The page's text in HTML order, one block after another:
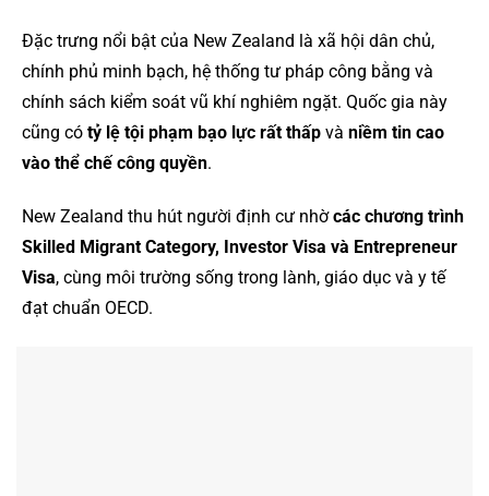
Đặc trưng nổi bật của New Zealand là xã hội dân chủ,
chính phủ minh bạch, hệ thống tư pháp công bằng và
chính sách kiểm soát vũ khí nghiêm ngặt. Quốc gia này
cũng có tỷ lệ tội phạm bạo lực rất thấp và niềm tin cao
vào thể chế công quyền.
New Zealand thu hút người định cư nhờcác chương trình
Skilled Migrant Category, Investor Visa và Entrepreneur
Visa, cùng môi trường sống trong lành, giáo dục và y tế
đạt chuẩn OECD.